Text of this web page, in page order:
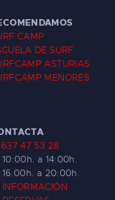
CAMP
DE SURF
ASTURIAS
MENORES
637 47 53 28
10:00h. a 14:00h.
16:00h. a 20:00h.
INFORMACIÓN